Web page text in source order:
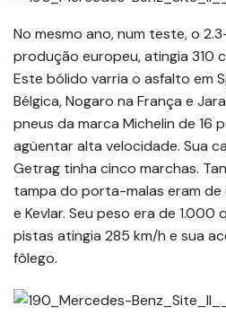
No mesmo ano, num teste, o
produção europeu, atingia 310
Este bólido varria o asfalto em
Bélgica, Nogaro na França e
pneus da marca Michelin de 16
agüentar alta velocidade. Sua
Getrag tinha cinco marchas.
tampa do porta-malas eram
e Kevlar. Seu peso era de 1.000
pistas atingia 285 km/h e sua
fôlego.